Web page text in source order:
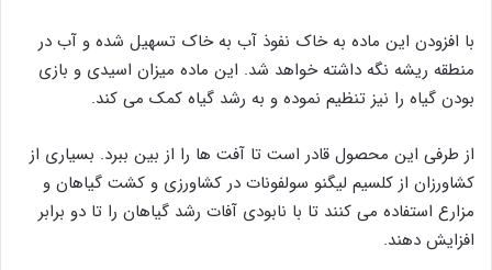
با افزودن این ماده به خاک نفوذ آب به خاک تسهیل شده و آب در
منطقه ریشه نگه داشته خواهد شد. این ماده میزان اسیدی و بازی
بودن گیاه را نیز تنظیم نموده و به رشد گیاه کمک می کند.
از طرفی این محصول قادر است تا آفت ها را از بین ببرد. بسیاری از
کشاورزان از کلسیم لیگنو سولفونات در کشاورزی و کشت گیاهان و
مزارع استفاده می کنند تا با نابودی آفات رشد گیاهان را تا دو برابر
افزایش دهند.